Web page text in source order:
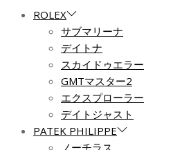
ROLEX
サブマリーナ
デイトナ
スカイドゥエラー
GMTマスター2
エクスプローラー
デイトジャスト
PATEK PHILIPPE
ノーチラス